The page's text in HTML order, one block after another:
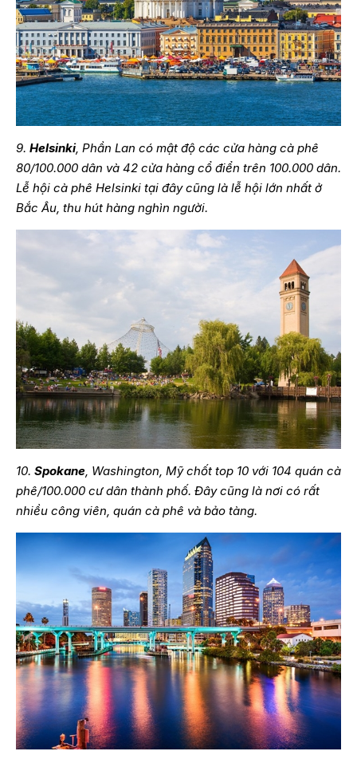
9. Helsinki, Phần Lan có mật độ các cửa hàng cà phê
80/100.000 dân và 42 cửa hàng cổ điển trên 100.000 dân.
Lễ hội cà phê Helsinki tại đây cũng là lễ hội lớn nhất ở
Bắc Âu, thu hút hàng nghìn người.
10. Spokane, Washington, Mỹ chốt top 10 với 104 quán cà
phê/100.000 cư dân thành phố. Đây cũng là nơi có rất
nhiều công viên, quán cà phê và bảo tàng.